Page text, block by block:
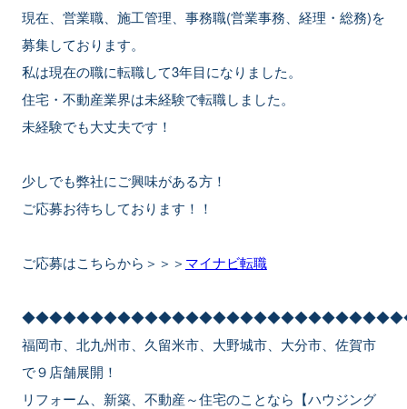
現在、営業職、施工管理、事務職(営業事務、経理・総務)を
募集しております。
私は現在の職に転職して3年目になりました。
住宅・不動産業界は未経験で転職しました。
未経験でも大丈夫です！
少しでも弊社にご興味がある方！
ご応募お待ちしております！！
ご応募はこちらから＞＞＞ マイナビ転職
福岡市、北九州市、久留米市、大野城市、大分市、佐賀市
で９店舗展開！
リフォーム、新築、不動産～住宅のことなら【ハウジング